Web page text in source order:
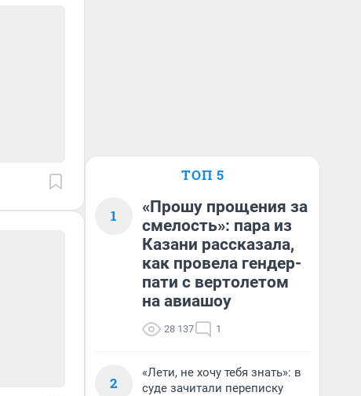
ТОП 5
1
«Прошу прощения за
смелость»: пара из
Казани рассказала,
как провела гендер-
пати с вертолетом
на авиашоу
28 137 1
2
«Лети, не хочу тебя знать»: в
суде зачитали переписку